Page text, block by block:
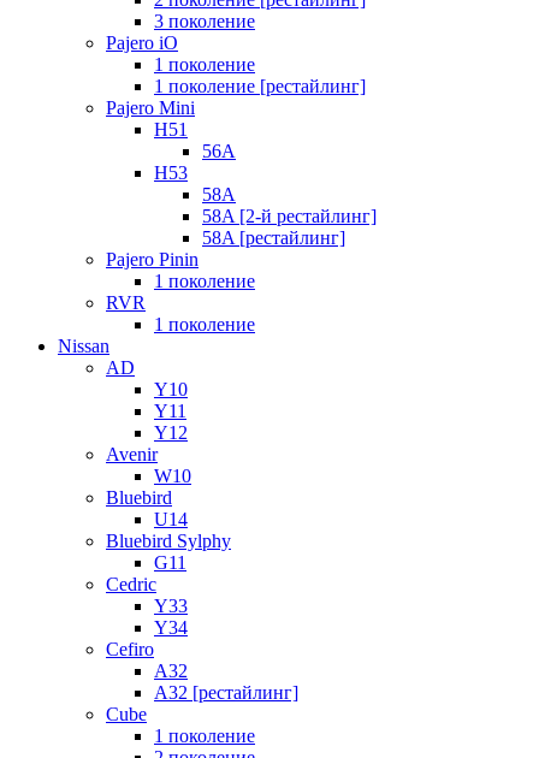
3 поколение
Pajero iO
1 поколение
1 поколение [рестайлинг]
Pajero Mini
H51
56A
H53
58A
58A [2-й рестайлинг]
58A [рестайлинг]
Pajero Pinin
1 поколение
RVR
1 поколение
Nissan
AD
Y10
Y11
Y12
Avenir
W10
Bluebird
U14
Bluebird Sylphy
G11
Cedric
Y33
Y34
Cefiro
A32
A32 [рестайлинг]
Cube
1 поколение